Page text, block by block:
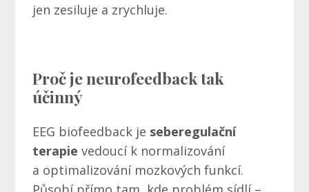
jen zesiluje a zrychluje.
Proč je neurofeedback tak
účinný
EEG biofeedback je seberegulační
terapie vedoucí k normalizování
a optimalizování mozkových funkcí.